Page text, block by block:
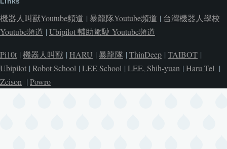
機器人叫獸Youtube頻道 | 暴龍隊Youtube頻道 | 台灣機器人學校
Youtube頻道 | Ubipilot 輔助駕駛 Youtube頻道
Pi10t | 機器人叫獸 | HARU | 暴龍隊 | ThinDeep | TAIBOT |
Ubipilot | Robot School | LEE School | LEE, Shih-yuan | Haru Tel |
Zeison | Powro